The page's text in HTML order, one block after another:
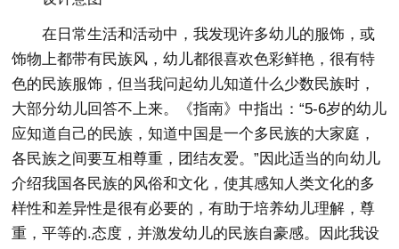
在日常生活和活动中，我发现许多幼儿的服饰，或
饰物上都带有民族风，幼儿都很喜欢色彩鲜艳，很有特
色的民族服饰，但当我问起幼儿知道什么少数民族时，
大部分幼儿回答不上来。《指南》中指出：“5-6岁的幼儿
应知道自己的民族，知道中国是一个多民族的大家庭，
各民族之间要互相尊重，团结友爱。”因此适当的向幼儿
介绍我国各民族的风俗和文化，使其感知人类文化的多
样性和差异性是很有必要的，有助于培养幼儿理解，尊
重，平等的.态度，并激发幼儿的民族自豪感。因此我设